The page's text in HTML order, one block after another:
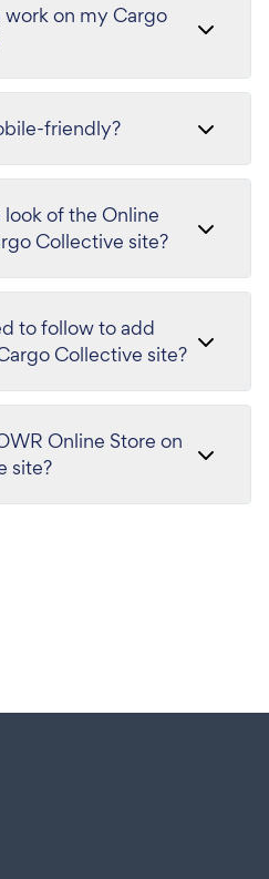
on my Cargo
friendly?
of the Online
Collective site?
to follow to add
Collective site?
Online Store on
site?